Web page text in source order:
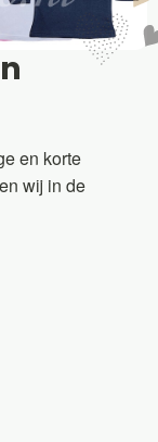
en korte
wij in de